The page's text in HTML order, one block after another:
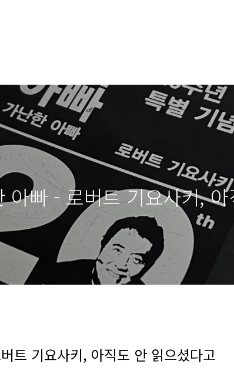
빠 - 로버트 기요사키,
트 기요사키, 아직도 안 읽으셨다고